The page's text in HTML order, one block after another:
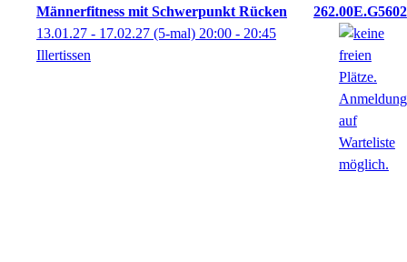
Männerfitness mit Schwerpunkt Rücken
262.00E.G5602
13.01.27 - 17.02.27 (5-mal) 20:00 - 20:45
Illertissen